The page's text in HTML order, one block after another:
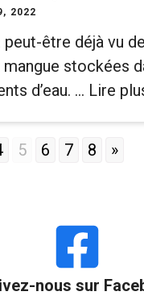
2022
être déjà vu
stockées
d’eau. … Lire
5 6 7 8 »
nous sur